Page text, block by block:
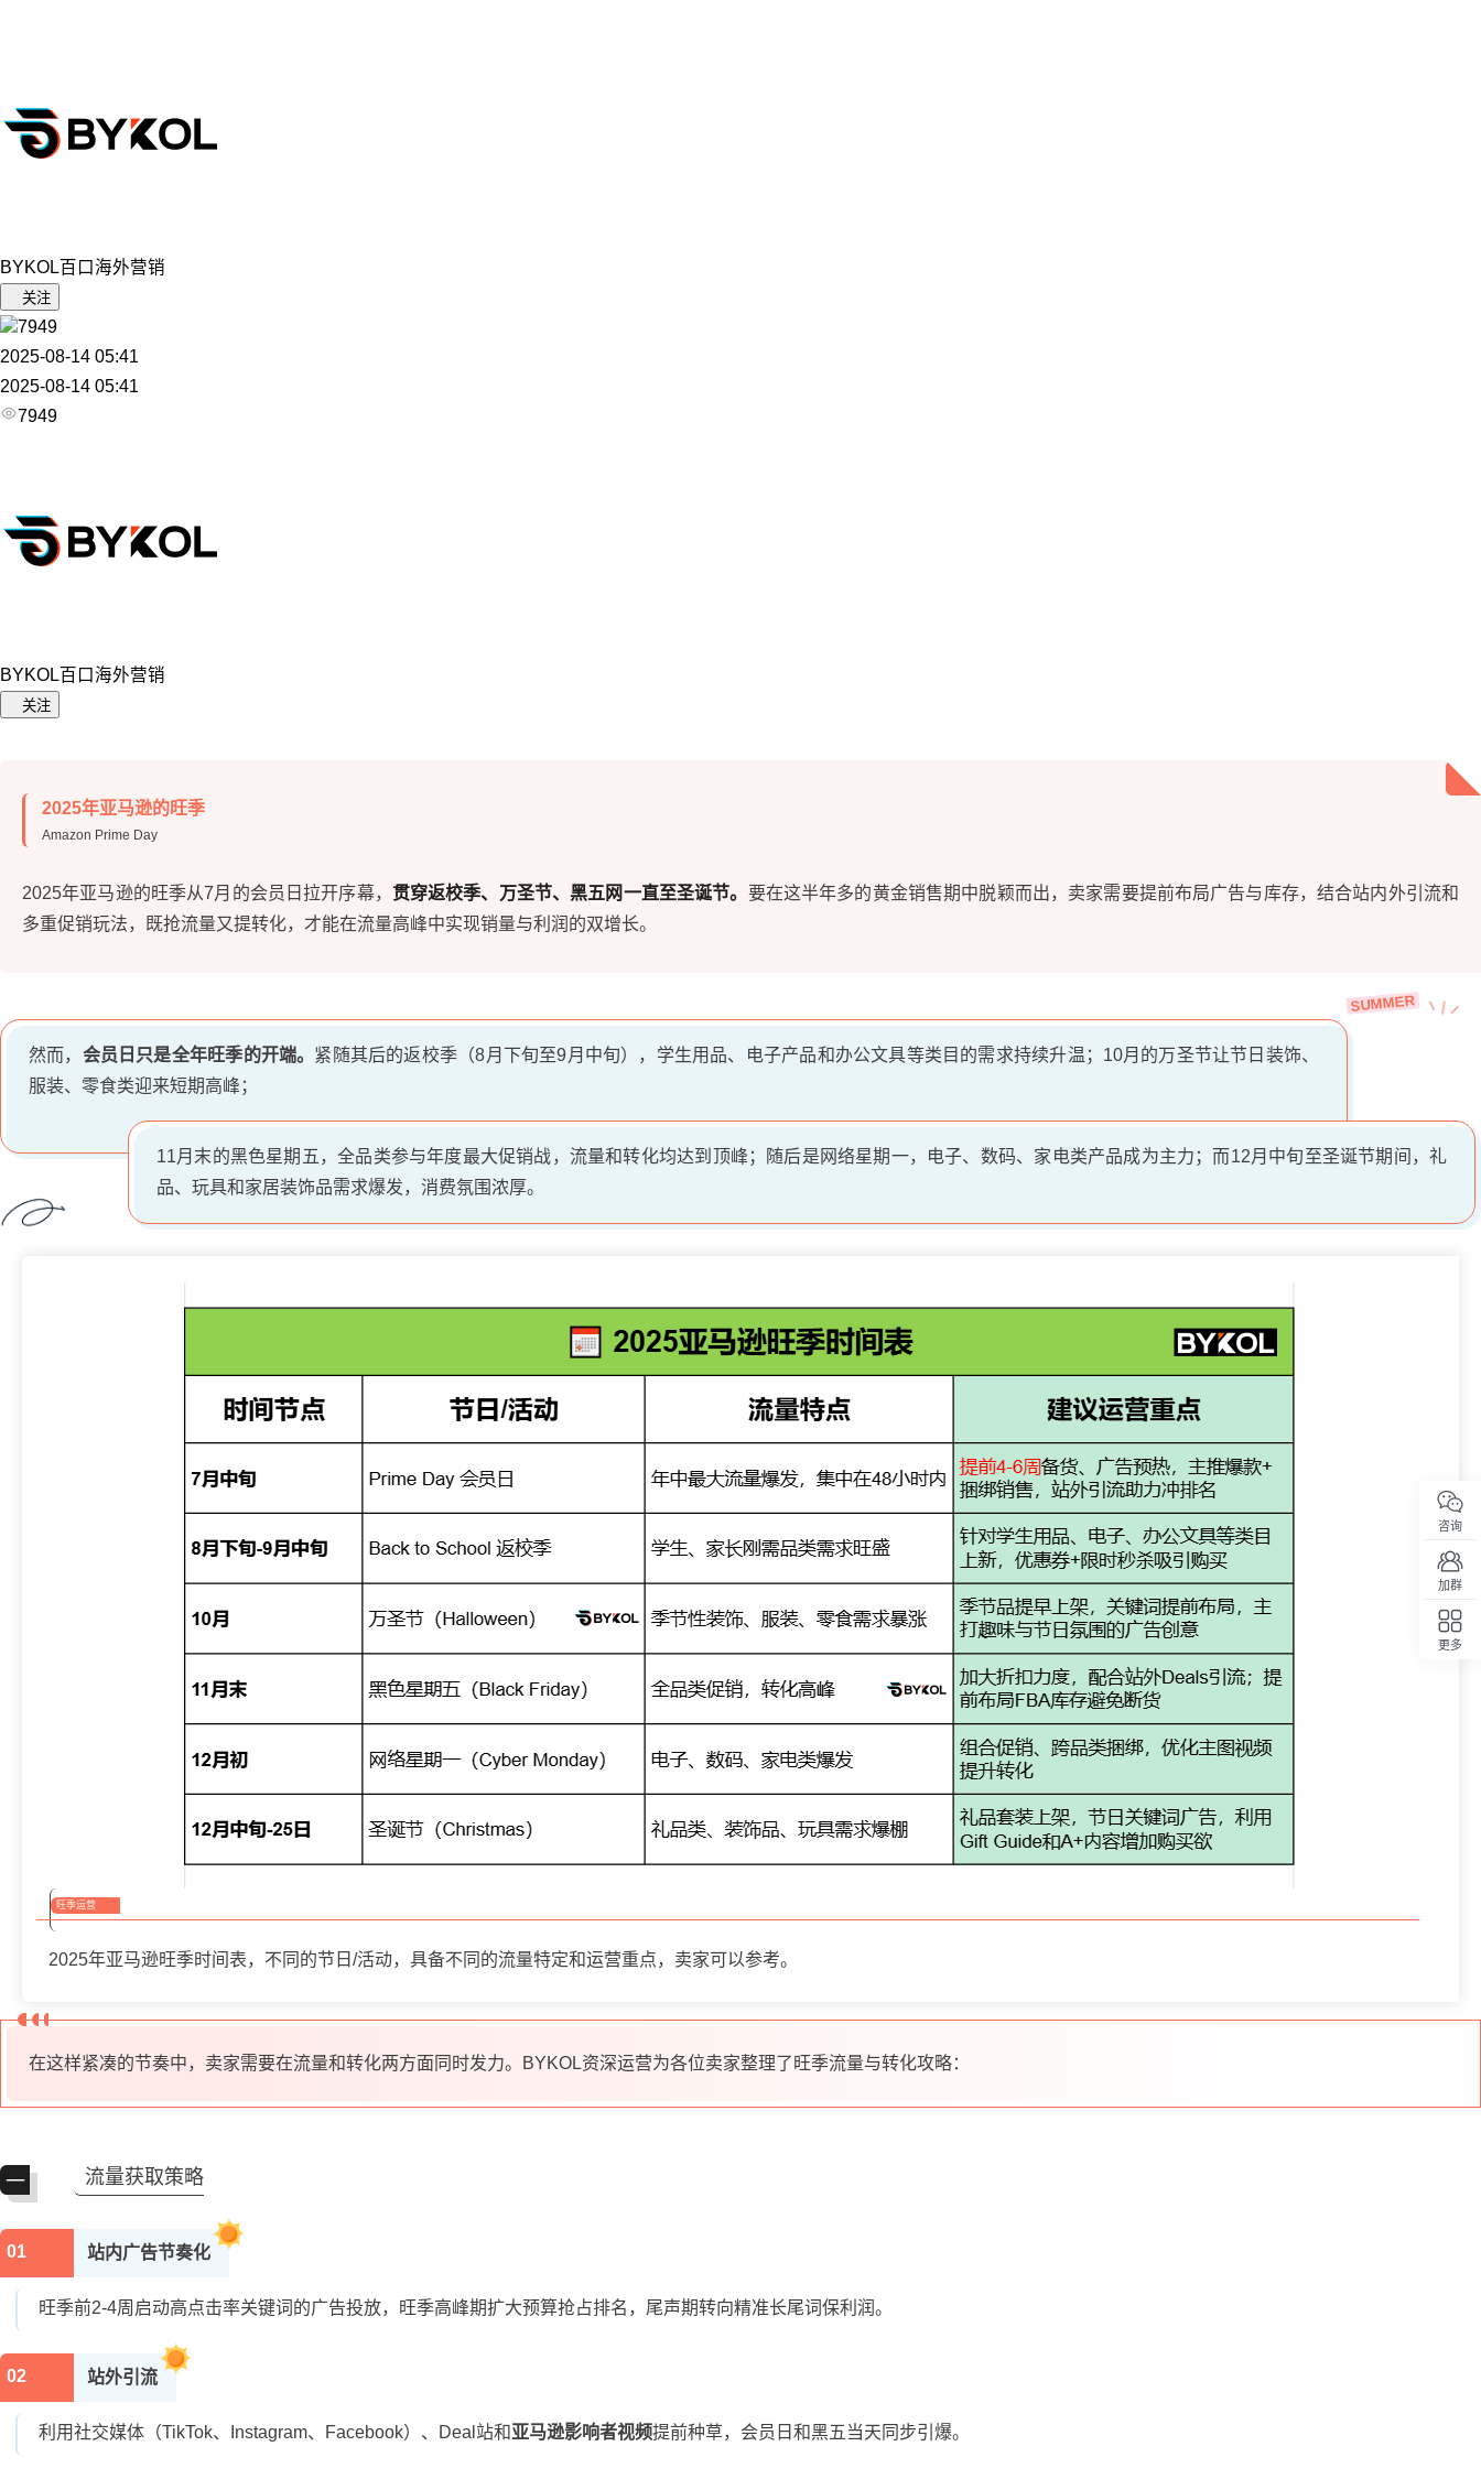
BYKOL百口海外营销
关注
7949
2025-08-14 05:41
2025-08-14 05:41
7949
BYKOL百口海外营销
关注
2025年亚马逊的旺季
Amazon Prime Day
2025年亚马逊的旺季从7月的会员日拉开序幕， 贯穿返校季、万圣节、黑五网一直至圣诞节。 要在这半年多的黄金销售期中脱颖而出，卖家需要提前布局广告与库存，结合站内外引流和
多重促销玩法，既抢流量又提转化，才能在流量高峰中实现销量与利润的双增长。
SUMMER
然而， 会员日只是全年旺季的开端。 紧随其后的返校季（8月下旬至9月中旬），学生用品、电子产品和办公文具等类目的需求持续升温；10月的万圣节让节日装饰、
服装、零食类迎来短期高峰；
11月末的黑色星期五，全品类参与年度最大促销战，流量和转化均达到顶峰；随后是网络星期一，电子、数码、家电类产品成为主力；而12月中旬至圣诞节期间，礼
品、玩具和家居装饰品需求爆发，消费氛围浓厚。
旺季运营
2025年亚马逊旺季时间表，不同的节日/活动，具备不同的流量特定和运营重点，卖家可以参考。
在这样紧凑的节奏中，卖家需要在流量和转化两方面同时发力。BYKOL资深运营为各位卖家整理了旺季流量与转化攻略：
一 流量获取策略
01 站内广告节奏化
旺季前2-4周启动高点击率关键词的广告投放，旺季高峰期扩大预算抢占排名，尾声期转向精准长尾词保利润。
02 站外引流
利用社交媒体（TikTok、Instagram、Facebook）、Deal站和亚马逊影响者视频提前种草，会员日和黑五当天同步引爆。
咨询
加群
更多